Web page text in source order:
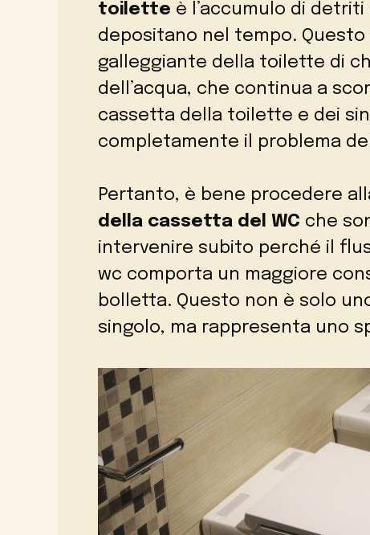
toilette è l’accumulo di
depositano nel tempo.
galleggiante della toilette di
dell’acqua, che continua a
cassetta della toilette e dei
completamente il problema
Pertanto, è bene procedere
della cassetta del WC che
intervenire subito perché il
wc comporta un maggiore
bolletta. Questo non è solo
singolo, ma rappresenta uno